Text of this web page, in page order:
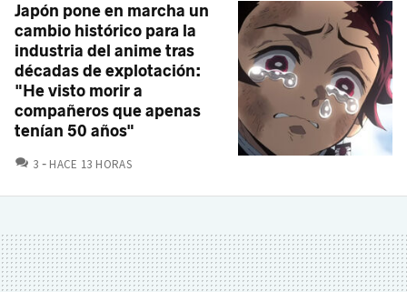
Japón pone en marcha un
cambio histórico para la
industria del anime tras
décadas de explotación:
"He visto morir a
compañeros que apenas
tenían 50 años"
3 COMENTARIOS
HACE 13 HORAS